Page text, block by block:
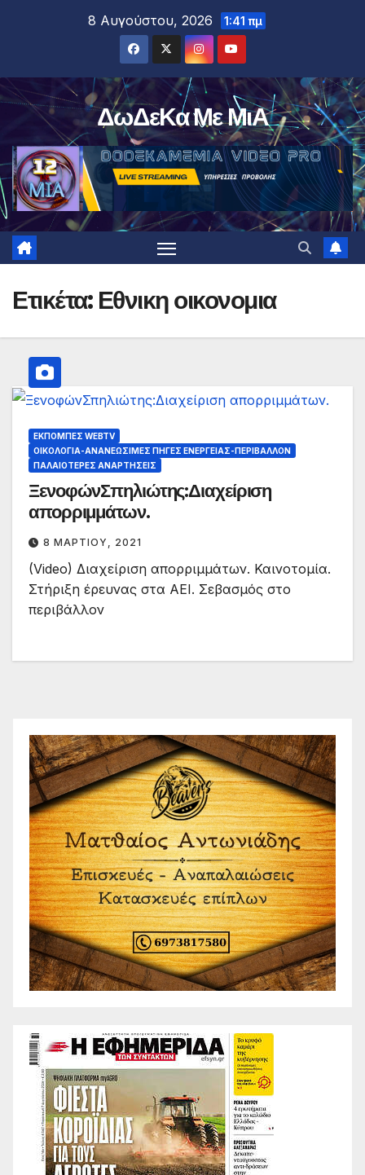
8 Αυγούστου, 2026 1:41 πμ
ΔωΔεΚα Με ΜιΑ
Ετικέτα: Εθνικη οικονομια
ΕΚΠΟΜΠΈΣ WEBTV
ΟΙΚΟΛΟΓΊΑ-ΑΝΑΝΕΏΣΙΜΕΣ ΠΗΓΈΣ ΕΝΈΡΓΕΙΑΣ-ΠΕΡΙΒΆΛΛΟΝ
ΠΑΛΑΙΟΤΕΡΕΣ ΑΝΑΡΤΗΣΕΙΣ
ΞενοφώνΣπηλιώτης:Διαχείριση
απορριμμάτων.
8 ΜΑΡΤΊΟΥ, 2021
(Video) Διαχείριση απορριμμάτων. Καινοτομία.
Στήριξη έρευνας στα ΑΕΙ. Σεβασμός στο
περιβάλλον